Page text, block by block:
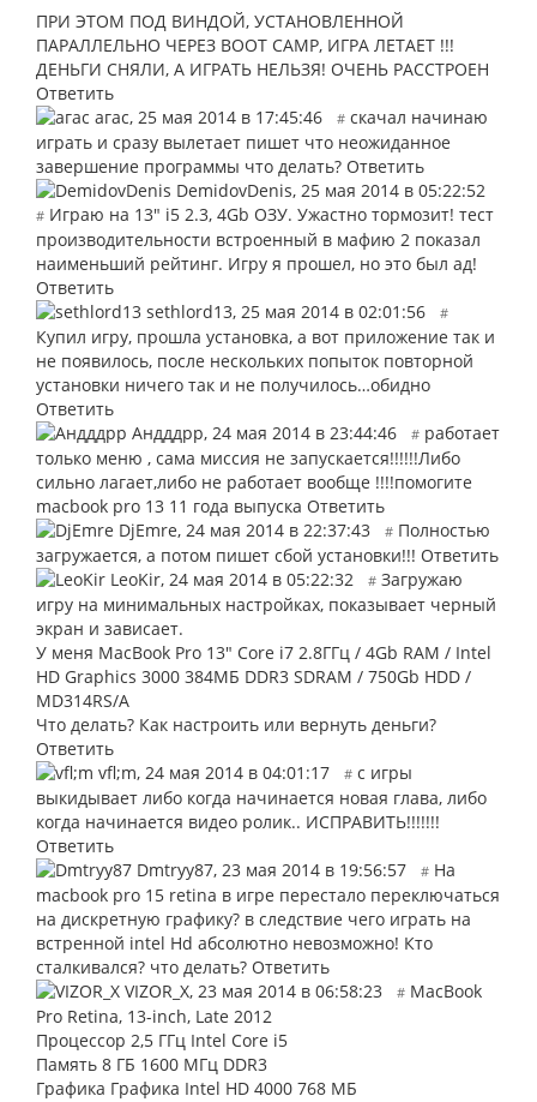
ПРИ ЭТОМ ПОД ВИНДОЙ, УСТАНОВЛЕННОЙ
ПАРАЛЛЕЛЬНО ЧЕРЕЗ BOOT CAMP, ИГРА ЛЕТАЕТ !!!
ДЕНЬГИ СНЯЛИ, А ИГРАТЬ НЕЛЬЗЯ! ОЧЕНЬ РАССТРОЕН
Ответить
агас, 25 мая 2014 в 17:45:46 # скачал начинаю
играть и сразу вылетает пишет что неожиданное
завершение программы что делать? Ответить
DemidovDenis, 25 мая 2014 в 05:22:52
# Играю на 13" i5 2.3, 4Gb ОЗУ. Ужастно тормозит! тест
производительности встроенный в мафию 2 показал
наименьший рейтинг. Игру я прошел, но это был ад!
Ответить
sethlord13, 25 мая 2014 в 02:01:56 #
Купил игру, прошла установка, а вот приложение так и
не появилось, после нескольких попыток повторной
установки ничего так и не получилось…обидно
Ответить
Андддрр, 24 мая 2014 в 23:44:46 # работает
только меню , сама миссия не запускается!!!!!!Либо
сильно лагает,либо не работает вообще !!!!помогите
macbook pro 13 11 года выпуска Ответить
DjEmre, 24 мая 2014 в 22:37:43 # Полностью
загружается, а потом пишет сбой установки!!! Ответить
LeoKir, 24 мая 2014 в 05:22:32 # Загружаю
игру на минимальных настройках, показывает черный
экран и зависает.
У меня MacBook Pro 13" Core i7 2.8ГГц / 4Gb RAM / Intel
HD Graphics 3000 384МБ DDR3 SDRAM / 750Gb HDD /
MD314RS/A
Что делать? Как настроить или вернуть деньги?
Ответить
vfl;m, 24 мая 2014 в 04:01:17 # с игры
выкидывает либо когда начинается новая глава, либо
когда начинается видео ролик.. ИСПРАВИТЬ!!!!!!!
Ответить
Dmtryy87, 23 мая 2014 в 19:56:57 # На
macbook pro 15 retina в игре перестало переключаться
на дискретную графику? в следствие чего играть на
встренной intel Hd абсолютно невозможно! Кто
сталкивался? что делать? Ответить
VIZOR_X, 23 мая 2014 в 06:58:23 # MacBook
Pro Retina, 13-inch, Late 2012
Процессор 2,5 ГГц Intel Core i5
Память 8 ГБ 1600 МГц DDR3
Графика Графика Intel HD 4000 768 МБ